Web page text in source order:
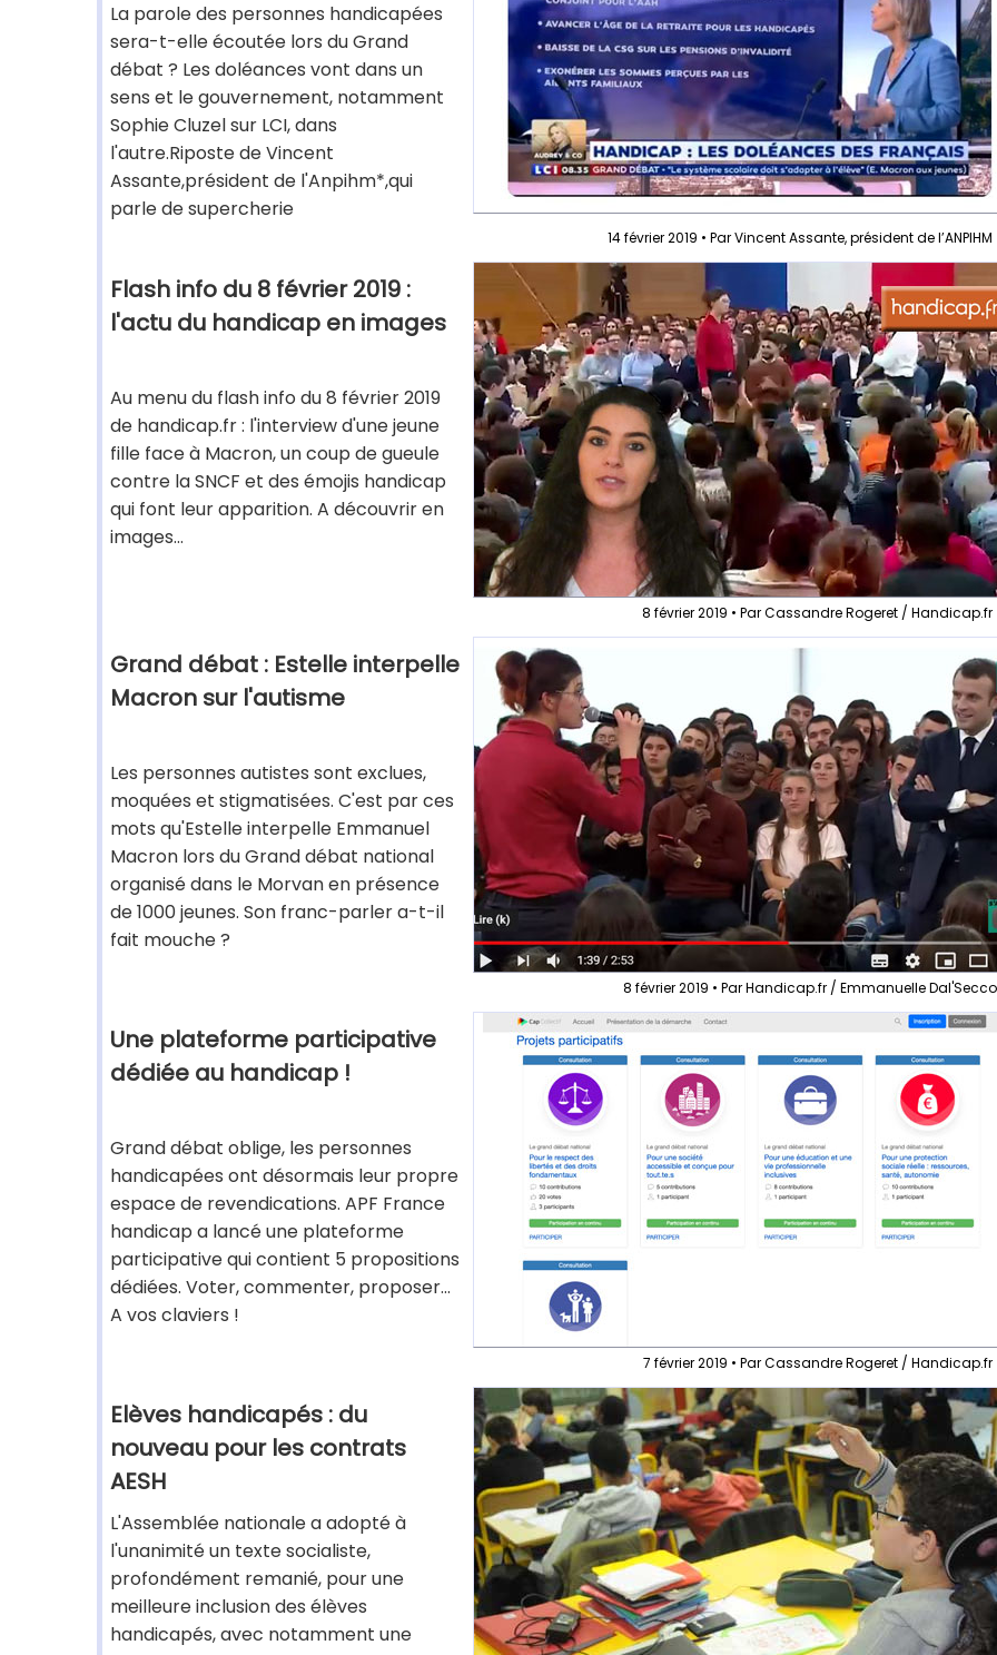
La parole des personnes handicapées
sera-t-elle écoutée lors du Grand
débat ? Les doléances vont dans un
sens et le gouvernement, notamment
Sophie Cluzel sur LCI, dans
l'autre.Riposte de Vincent
Assante,président de l'Anpihm*,qui
parle de supercherie
14 février 2019 • Par Vincent Assante, président de l’ANPIHM
Flash info du 8 février 2019 :
l'actu du handicap en images
Au menu du flash info du 8 février 2019
de handicap.fr : l'interview d'une jeune
fille face à Macron, un coup de gueule
contre la SNCF et des émojis handicap
qui font leur apparition. A découvrir en
images...
8 février 2019 • Par Cassandre Rogeret / Handicap.fr
Grand débat : Estelle interpelle
Macron sur l'autisme
Les personnes autistes sont exclues,
moquées et stigmatisées. C'est par ces
mots qu'Estelle interpelle Emmanuel
Macron lors du Grand débat national
organisé dans le Morvan en présence
de 1000 jeunes. Son franc-parler a-t-il
fait mouche ?
8 février 2019 • Par Handicap.fr / Emmanuelle
Une plateforme participative
dédiée au handicap !
Grand débat oblige, les personnes
handicapées ont désormais leur propre
espace de revendications. APF France
handicap a lancé une plateforme
participative qui contient 5 propositions
dédiées. Voter, commenter, proposer...
A vos claviers !
7 février 2019 • Par Cassandre Rogeret / Handicap.fr
Elèves handicapés : du
nouveau pour les contrats
AESH
L'Assemblée nationale a adopté à
l'unanimité un texte socialiste,
profondément remanié, pour une
meilleure inclusion des élèves
handicapés, avec notamment une